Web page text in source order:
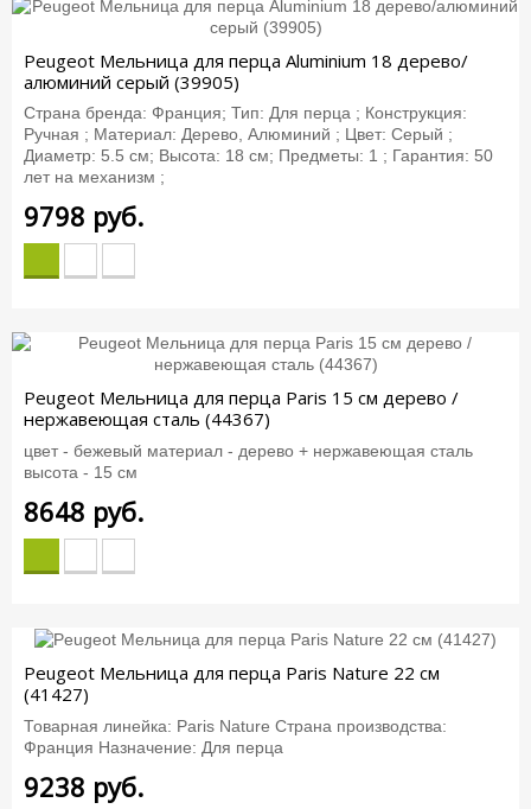
Peugeot Мельница для перца Aluminium 18 дерево/
алюминий серый (39905)
Страна бренда: Франция; Тип: Для перца ; Конструкция:
Ручная ; Материал: Дерево, Алюминий ; Цвет: Серый ;
Диаметр: 5.5 см; Высота: 18 см; Предметы: 1 ; Гарантия: 50
лет на механизм ;
9798 руб.
Peugeot Мельница для перца Paris 15 см дерево /
нержавеющая сталь (44367)
цвет - бежевый материал - дерево + нержавеющая сталь
высота - 15 см
8648 руб.
Peugeot Мельница для перца Paris Nature 22 см
(41427)
Товарная линейка: Paris Nature Страна производства:
Франция Назначение: Для перца
9238 руб.